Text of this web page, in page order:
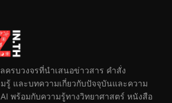
รบวงจรที่นำเสนอข่าวสาร คำสั่ง
รู้ และบทความเกี่ยวกับปัจจุบันและความ
พร้อมกับความรู้ทางวิทยาศาสตร์ หนังสือ